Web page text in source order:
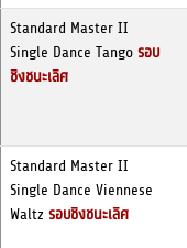
Standard Master II
Single Dance Tangoรอบ
ชิงชนะเลิศ
Standard Master II
Single Dance Viennese
Waltz รอบชิงชนะเลิศ